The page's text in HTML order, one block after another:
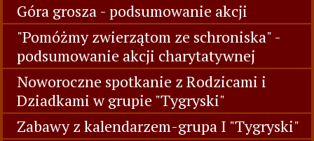
Góra grosza - podsumowanie akcji
"Pomóżmy zwierzątom ze schroniska" -
podsumowanie akcji charytatywnej
Noworoczne spotkanie z Rodzicami i
Dziadkami w grupie "Tygryski"
Zabawy z kalendarzem-grupa I "Tygryski"